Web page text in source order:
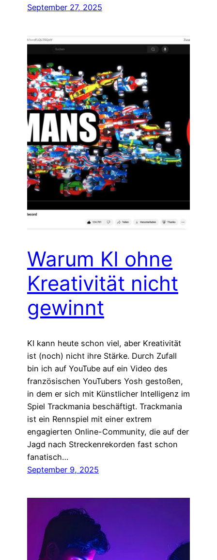
September 27, 2025
Warum KI ohne
Kreativität nicht
gewinnt
KI kann heute schon viel, aber Kreativität
ist (noch) nicht ihre Stärke. Durch Zufall
bin ich auf YouTube auf ein Video des
französischen YouTubers Yosh gestoßen,
in dem er sich mit Künstlicher Intelligenz im
Spiel Trackmania beschäftigt. Trackmania
ist ein Rennspiel mit einer extrem
engagierten Online-Community, die auf der
Jagd nach Streckenrekorden fast schon
fanatisch…
September 9, 2025